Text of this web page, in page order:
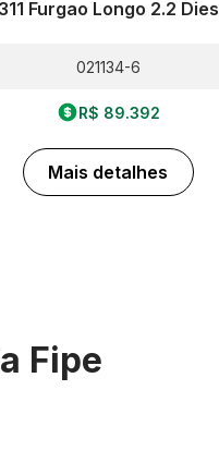
311 Furgao Longo 2.2 Dies
021134-6
R$ 89.392
Mais detalhes
Fipe